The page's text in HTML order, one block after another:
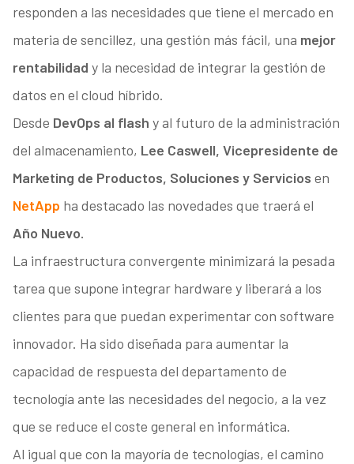
responden a las necesidades que tiene el mercado en
materia de sencillez, una gestión más fácil, una mejor
rentabilidad y la necesidad de integrar la gestión de
datos en el cloud híbrido.
Desde DevOps al flash y al futuro de la administración
del almacenamiento, Lee Caswell, Vicepresidente de
Marketing de Productos, Soluciones y Servicios en
NetApp ha destacado las novedades que traerá el
Año Nuevo.
La infraestructura convergente minimizará la pesada
tarea que supone integrar hardware y liberará a los
clientes para que puedan experimentar con software
innovador. Ha sido diseñada para aumentar la
capacidad de respuesta del departamento de
tecnología ante las necesidades del negocio, a la vez
que se reduce el coste general en informática.
Al igual que con la mayoría de tecnologías, el camino